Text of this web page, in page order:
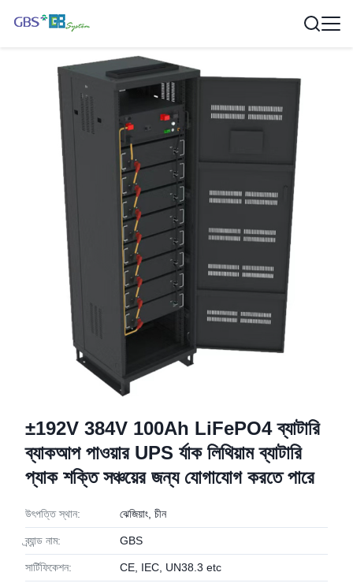
±192V 384V 100Ah LiFePO4 ব্যাটারি
ব্যাকআপ পাওয়ার UPS র্যাক লিথিয়াম ব্যাটারি
প্যাক শক্তি সঞ্চয়ের জন্য যোগাযোগ করতে পারে
উৎপত্তি স্থান: ঝেজিয়াং, চীন
ব্র্যান্ড নাম: GBS
সার্টিফিকেশন: CE, IEC, UN38.3 etc